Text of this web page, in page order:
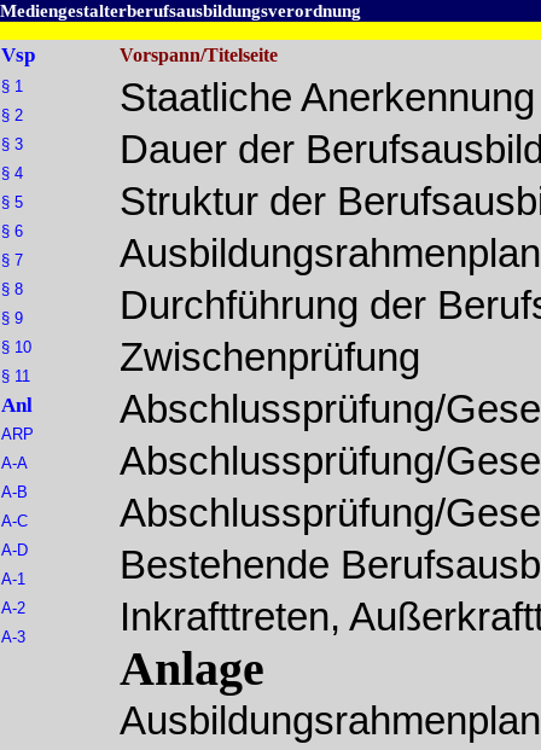
Mediengestalterberufsausbildungsverordnung
Vsp Vorspann/Titelseite
§ 1
§ 2
§ 3
§ 4
§ 5
§ 6
§ 7
§ 8
§ 9
§ 10
§ 11
Anl
ARP
A-A
A-B
A-C
A-D
A-1
A-2
A-3
Staatliche Anerkennung
Dauer der
Struktur der
Ausbildungsrahmenplan
Durchführung der
Zwischenprüfung
Abschlussprüfung/
Abschlussprüfung/
Abschlussprüfung/
Bestehende
Inkrafttreten,
Anlage
Ausbildungsrahmenplan